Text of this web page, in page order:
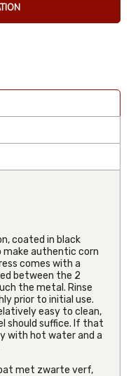
coated in black
make authentic corn
comes with a
between the 2
the metal. Rinse
prior to initial use.
easy to clean,
should suffice. If that
with hot water and a
met zwarte verf,